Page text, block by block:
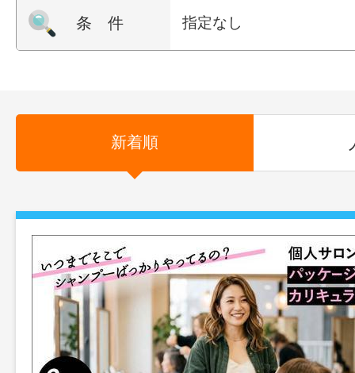
条 件 指定なし
新着順